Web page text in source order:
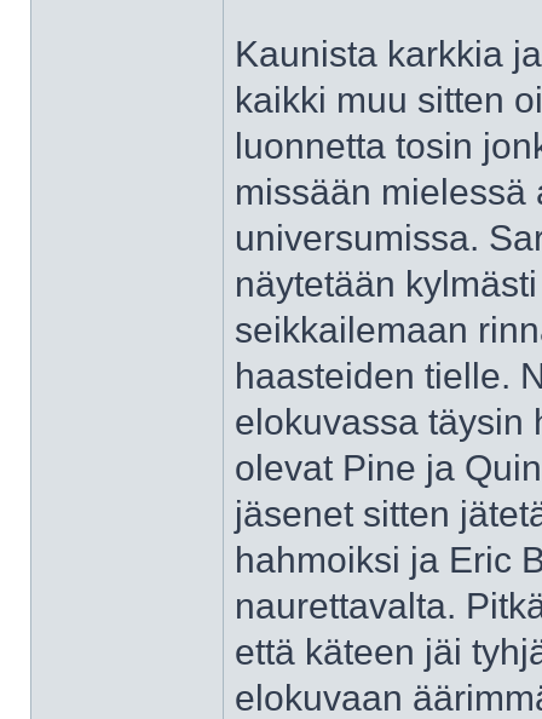
Kaunista karkkia
kaikki muu sitten
luonnetta tosin
missään mielessä
universumissa.
näytetään
seikkailemaan
haasteiden tielle.
elokuvassa täysin
olevat Pine ja
jäsenet sitten
hahmoiksi ja Eric
naurettavalta.
että käteen jäi
elokuvaan